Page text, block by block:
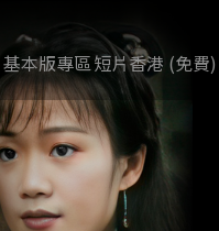
基本版專區短片香港 (免費)